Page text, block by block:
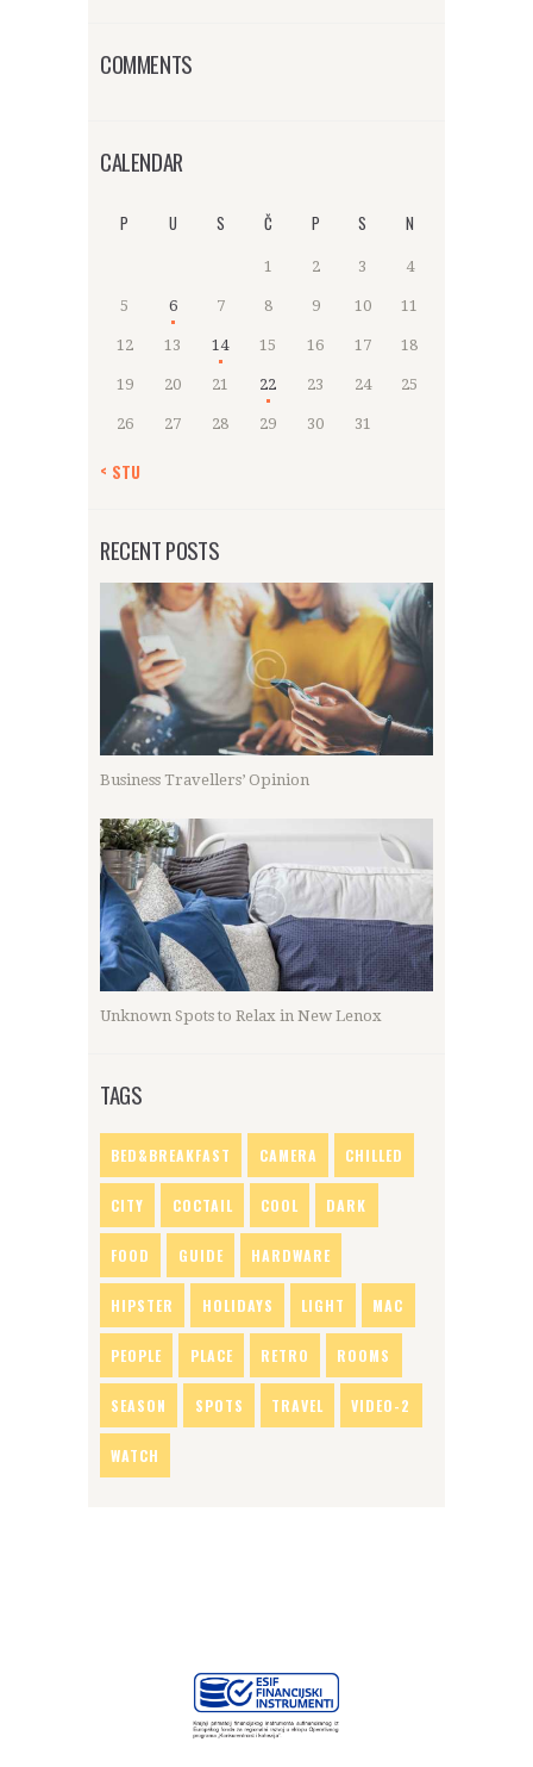
COMMENTS
CALENDAR
P U S Č P S N
1 2 3 4
5 6 7 8 9 10 11
12 13 14 15 16 17 18
19 20 21 22 23 24 25
26 27 28 29 30 31
« STU
RECENT POSTS
Business Travellers’ Opinion
Unknown Spots to Relax in New Lenox
TAGS
BED&BREAKFAST CAMERA CHILLED
CITY COCTAIL COOL DARK
FOOD GUIDE HARDWARE
HIPSTER HOLIDAYS LIGHT MAC
PEOPLE PLACE RETRO ROOMS
SEASON SPOTS TRAVEL VIDEO-2
WATCH